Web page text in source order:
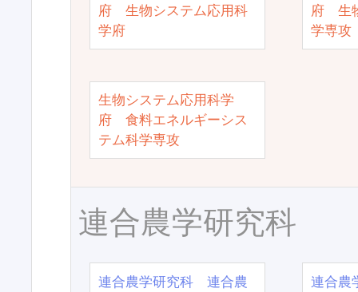
府 生物システム応用科
学府
府 生
学専攻
生物システム応用科学
府 食料エネルギーシス
テム科学専攻
連合農学研究科
連合農学研究科 連合農
連合農